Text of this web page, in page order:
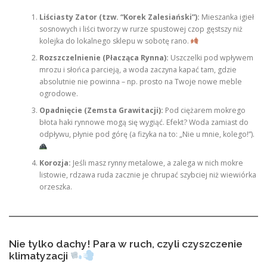
Liściasty Zator (tzw. “Korek Zalesiański”): Mieszanka igieł
sosnowych i liści tworzy w rurze spustowej czop gęstszy niż
kolejka do lokalnego sklepu w sobotę rano.
Rozszczelnienie (Płacząca Rynna): Uszczelki pod wpływem
mrozu i słońca parcieją, a woda zaczyna kapać tam, gdzie
absolutnie nie powinna – np. prosto na Twoje nowe meble
ogrodowe.
Opadnięcie (Zemsta Grawitacji): Pod ciężarem mokrego
błota haki rynnowe mogą się wygiąć. Efekt? Woda zamiast do
odpływu, płynie pod górę (a fizyka na to: „Nie u mnie, kolego!”).
Korozja: Jeśli masz rynny metalowe, a zalega w nich mokre
listowie, rdzawa ruda zacznie je chrupać szybciej niż wiewiórka
orzeszka.
Nie tylko dachy! Para w ruch, czyli czyszczenie
klimatyzacji